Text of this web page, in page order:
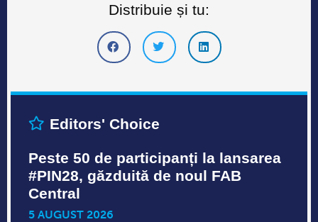
Distribuie și tu:
Editors' Choice
Peste 50 de participanți la lansarea
#PIN28, găzduită de noul FAB
Central
5 AUGUST 2026